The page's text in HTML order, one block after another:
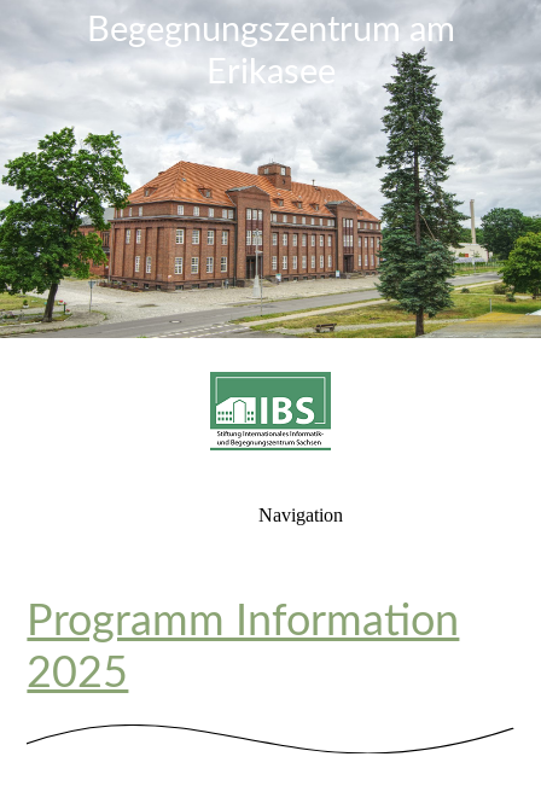
Begegnungszentrum am
Erikasee
Navigation
Programm Information
2025